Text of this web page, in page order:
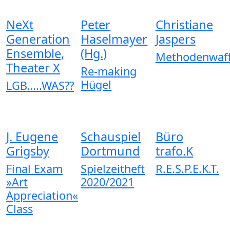
NeXt
Generation
Ensemble,
Theater X
LGB…..WAS??
Peter
Haselmayer
(Hg.)
Re-making
Hügel
Christiane
Jaspers
J. Eugene
Grigsby
Final Exam
»Art
Appreciation«
Class
Schauspiel
Dortmund
Spielzeitheft
2020/2021
Büro
trafo.K
R.E.S.P.E.K.T.